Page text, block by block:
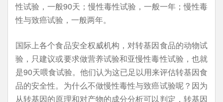
性试验，一般90天；慢性毒性试验，一般一年；慢性毒
性与致癌试验，一般两年。
国际上各个食品安全权威机构，对转基因食品的动物试
验，只建议或要求做营养试验和亚慢性毒性试验，也就
是90天喂食试验。他们认为这已足以用来评估转基因食
品的安全性。为什么不做慢性毒性与致癌试验呢？因为
从转基因的原理和对产物的成分分析可以判定，转基因